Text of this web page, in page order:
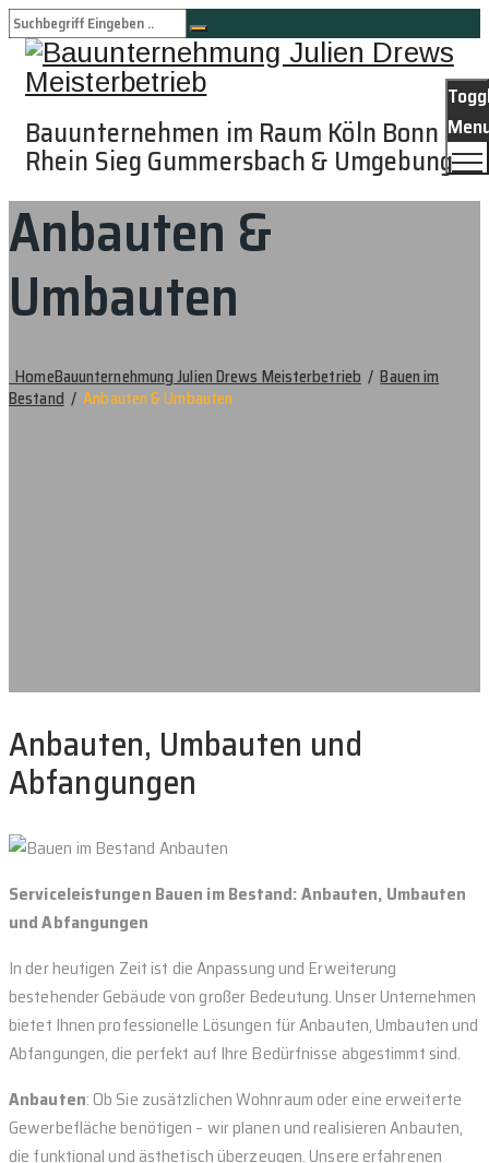
Bauunternehmen im Raum Köln Bonn
Rhein Sieg Gummersbach & Umgebung
Anbauten &
Umbauten
HomeBauunternehmung Julien Drews Meisterbetrieb /Bauen im
Bestand /Anbauten & Umbauten
Anbauten, Umbauten und
Abfangungen
Serviceleistungen Bauen im Bestand: Anbauten, Umbauten
und Abfangungen
In der heutigen Zeit ist die Anpassung und Erweiterung
bestehender Gebäude von großer Bedeutung. Unser Unternehmen
bietet Ihnen professionelle Lösungen für Anbauten, Umbauten und
Abfangungen, die perfekt auf Ihre Bedürfnisse abgestimmt sind.
Anbauten: Ob Sie zusätzlichen Wohnraum oder eine erweiterte
Gewerbefläche benötigen – wir planen und realisieren Anbauten,
die funktional und ästhetisch überzeugen. Unsere erfahrenen